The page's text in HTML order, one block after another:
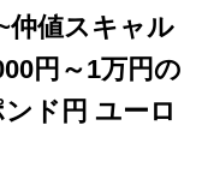
仲値スキャル
円～1万円の
ド円 ユーロ